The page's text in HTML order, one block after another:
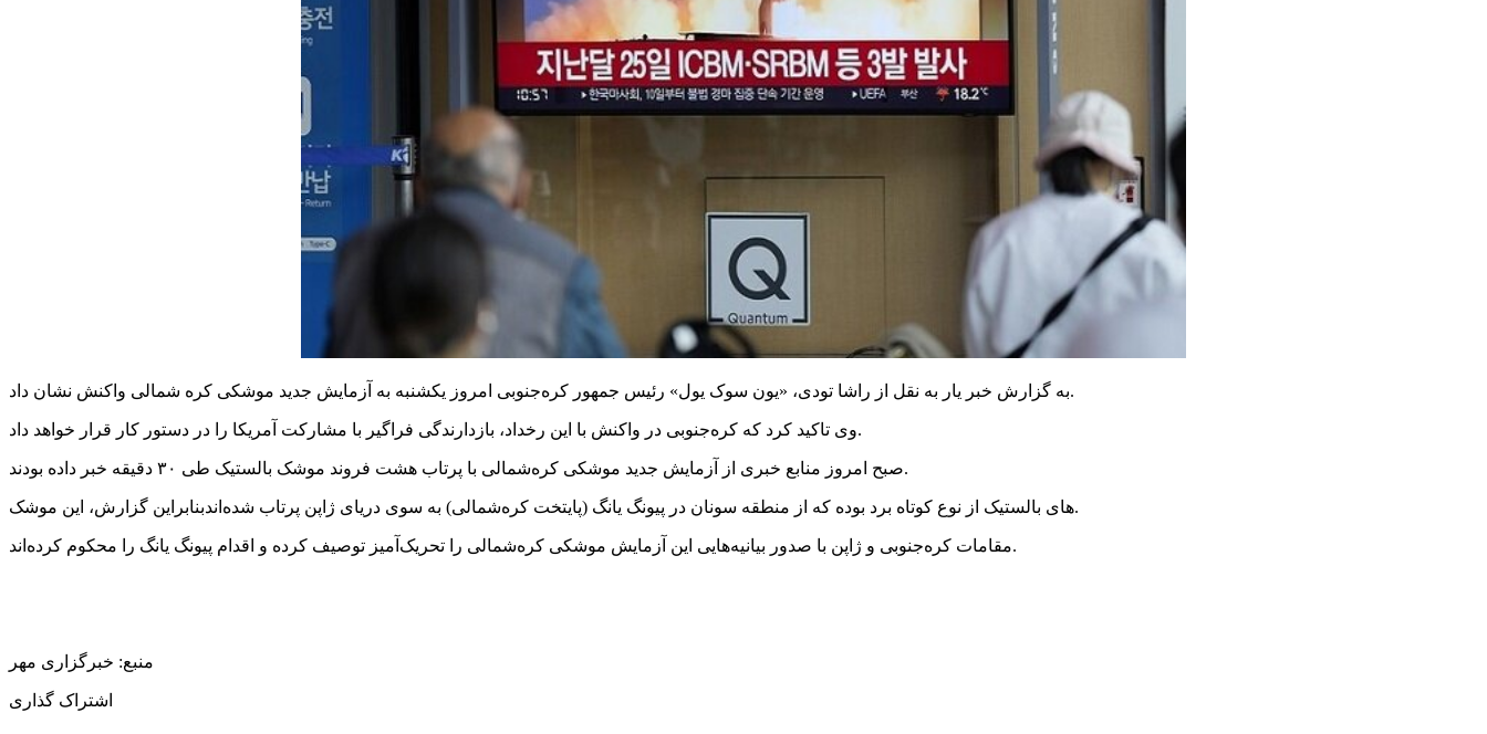
به گزارش خبر یار به نقل از راشا تودی، «یون سوک یول» رئیس جمهور کره‌جنوبی امروز یکشنبه به آزمایش جدید موشکی کره شمالی واکنش نشان داد.
وی تاکید کرد که کره‌جنوبی در واکنش با این رخداد، بازدارندگی فراگیر با مشارکت آمریکا را در دستور کار قرار خواهد داد.
صبح امروز منابع خبری از آزمایش جدید موشکی کره‌شمالی با پرتاب هشت فروند موشک بالستیک طی ۳۰ دقیقه خبر داده بودند.
بنابراین گزارش، این موشک‎‌های بالستیک از نوع کوتاه برد بوده که از منطقه سونان در پیونگ یانگ (پایتخت کره‌شمالی) به سوی دریای ژاپن پرتاب شده‌اند.
مقامات کره‌جنوبی و ژاپن با صدور بیانیه‌هایی این آزمایش موشکی کره‌شمالی را تحریک‌آمیز توصیف کرده و اقدام پیونگ یانگ را محکوم کرده‌اند.
منبع: خبرگزاری مهر
اشتراک گذاری